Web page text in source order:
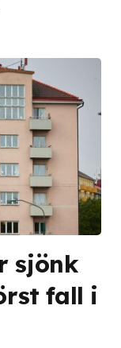
sjönk
fall i